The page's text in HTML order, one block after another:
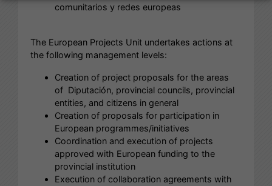
comunitarios y redes europeas
The European Projects Unit undertakes actions at
the following management levels:
Creation of project proposals for the areas
of Diputación, provincial councils, provincial
entities, and citizens in general
Creation of proposals for participation in
European programmes/initiatives
Coordination and execution of projects
approved with European funding to the
provincial institution
Execution of collaboration agreements with